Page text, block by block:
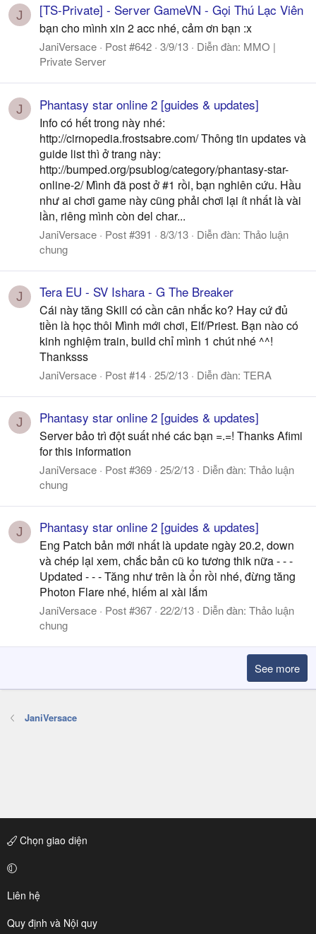
J [TS-Private] - Server GameVN - Gọi Thú Lạc Viên
bạn cho mình xin 2 acc nhé, cảm ơn bạn :x
JaniVersace Post #642 3/9/13 Diễn đàn: MMO |
Private Server
J Phantasy star online 2 [guides & updates]
Info có hết trong này nhé:
http://cirnopedia.frostsabre.com/ Thông tin updates và
guide list thì ở trang này:
http://bumped.org/psublog/category/phantasy-star-
online-2/ Mình đã post ở #1 rồi, bạn nghiên cứu. Hầu
như ai chơi game này cũng phải chơi lại ít nhất là vài
lần, riêng mình còn del char...
JaniVersace Post #391 8/3/13 Diễn đàn: Thảo luận
chung
J Tera EU - SV Ishara - G The Breaker
Cái này tăng Skill có cần cân nhắc ko? Hay cứ đủ
tiền là học thôi Mình mới chơi, Elf/Priest. Bạn nào có
kinh nghiệm train, build chỉ mình 1 chút nhé ^^!
Thanksss
JaniVersace Post #14 25/2/13 Diễn đàn: TERA
J Phantasy star online 2 [guides & updates]
Server bảo trì đột suất nhé các bạn =.=! Thanks Afimi
for this information
JaniVersace Post #369 25/2/13 Diễn đàn: Thảo luận
chung
J Phantasy star online 2 [guides & updates]
Eng Patch bản mới nhất là update ngày 20.2, down
và chép lại xem, chắc bản cũ ko tương thik nữa - - -
Updated - - - Tăng như trên là ổn rồi nhé, đừng tăng
Photon Flare nhé, hiếm ai xài lắm
JaniVersace Post #367 22/2/13 Diễn đàn: Thảo luận
chung
See more
JaniVersace
Chọn giao diện
Liên hệ
Quy định và Nội quy